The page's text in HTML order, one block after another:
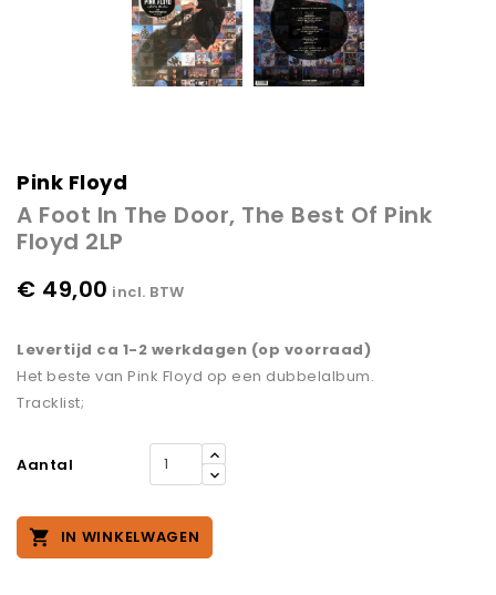
Pink Floyd
A Foot In The Door, The Best Of Pink
Floyd 2LP
€ 49,00 incl. BTW
Levertijd ca 1-2 werkdagen (op voorraad)
Het beste van Pink Floyd op een dubbelalbum.
Tracklist;
Aantal
 IN WINKELWAGEN